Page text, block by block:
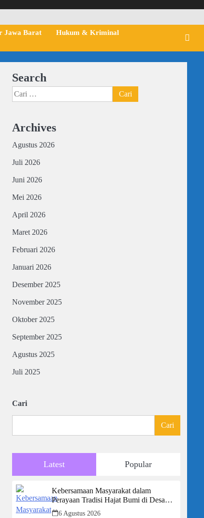
Jawa Barat
Hukum & Kriminal
Search
Cari
untuk:
Archives
Agustus 2026
Juli 2026
Juni 2026
Mei 2026
April 2026
Maret 2026
Februari 2026
Januari 2026
Desember 2025
November 2025
Oktober 2025
September 2025
Agustus 2025
Juli 2025
Cari
Cari
Latest Popular
Kebersamaan Masyarakat dalam
Perayaan Tradisi Hajat Bumi di Desa
Jayamukti Kecamatan Banyusari
6 Agustus 2026